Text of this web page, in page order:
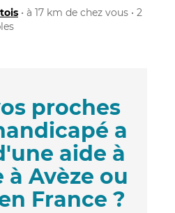
• à 17 km de chez vous • 2
proches
a
aide à
Avèze ou
France ?